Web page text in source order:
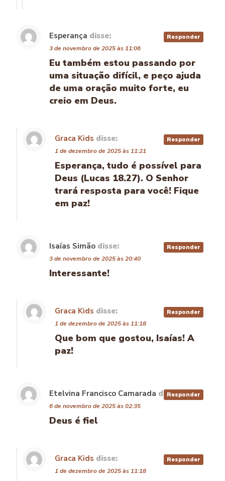
Esperança disse:
3 de novembro de 2025 às 11:06
Eu também estou passando por
uma situação difícil, e peço ajuda
de uma oração muito forte, eu
creio em Deus.
Responder
Graca Kids disse:
1 de dezembro de 2025 às 11:21
Esperança, tudo é possível para
Deus (Lucas 18.27). O Senhor
trará resposta para você! Fique
em paz!
Responder
Isaías Simão disse:
3 de novembro de 2025 às 20:40
Interessante!
Responder
Graca Kids disse:
1 de dezembro de 2025 às 11:18
Que bom que gostou, Isaías! A
paz!
Responder
Etelvina Francisco Camarada disse:
6 de novembro de 2025 às 02:35
Deus é fiel
Responder
Graca Kids disse:
1 de dezembro de 2025 às 11:18
Responder